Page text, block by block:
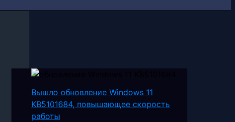
Вышло обновление Windows 11
KB5101684, повышающее скорость
работы